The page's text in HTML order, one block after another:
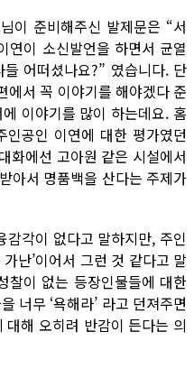
이 준비해주신 발제문은 “서
연이 소신발언을 하면서 균열
어떠셨나요?” 였습니다. 단
에서 꼭 이야기를 해야겠다 준
이야기를 많이 하는데요. 홈
공인 이연에 대한 평가였던
화에선 고아원 같은 시설에서
아서 명품백을 산다는 주제가
각이 없다고 말하지만, 주인
난’이어서 그런 것 같다고 말
찰이 없는 등장인물들에 대한
너무 ‘욕해라’ 라고 던져주면
해 오히려 반감이 든다는 의